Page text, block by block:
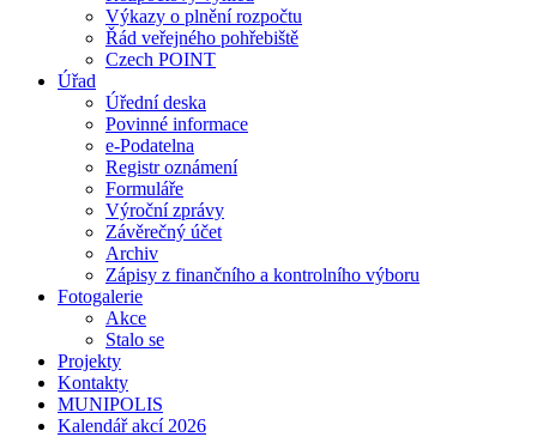
Výkazy o plnění rozpočtu
Řád veřejného pohřebiště
Czech POINT
Úřad
Úřední deska
Povinné informace
e-Podatelna
Registr oznámení
Formuláře
Výroční zprávy
Závěrečný účet
Archiv
Zápisy z finančního a kontrolního výboru
Fotogalerie
Akce
Stalo se
Projekty
Kontakty
MUNIPOLIS
Kalendář akcí 2026